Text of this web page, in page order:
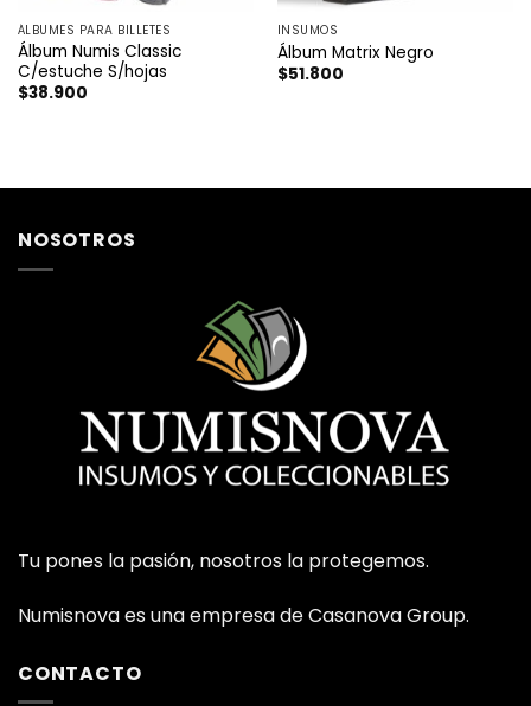
ÁLBUMES PARA BILLETES
Álbum Numis Classic
C/estuche S/hojas
$38.900
INSUMOS
Álbum Matrix Negro
$51.800
NOSOTROS
Tu pones la pasión, nosotros la protegemos.
Numisnova es una empresa de Casanova Group.
CONTACTO